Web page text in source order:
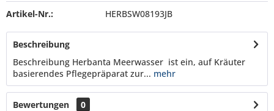
Artikel-Nr.: HERBSW08193JB
Beschreibung
Beschreibung Herbanta Meerwasser ist ein, auf Kräuter
basierendes Pflegepräparat zur... mehr
Bewertungen
0